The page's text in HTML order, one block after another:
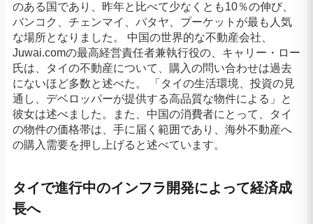
のある国であり、昨年と比べて少なくとも10％の伸び、
バンコク、チェンマイ、パタヤ、プーケットが最も人気
な場所となりました。 中国の世界的な不動産会社、
Juwai.comの最高経営責任者兼執行役の、キャリー・ロー
氏は、タイの不動産について、購入の問い合わせは過去
にないほど多数と述べた。 「タイの生活環境、投資の見
通し、デベロッパーが提供する高品質な物件による」と
彼女は述べました。また、中国の消費者にとって、タイ
の物件の価格帯は、手に届く範囲であり、海外不動産へ
の購入需要を押し上げると述べています。
タイで進行中のインフラ開発によって経済成
長へ